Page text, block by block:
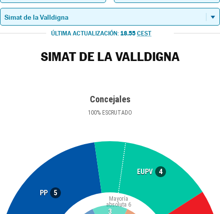
ÚLTIMA ACTUALIZACIÓN: 18.55 CEST
SIMAT DE LA VALLDIGNA
Concejales
100% ESCRUTADO
PP 5
EUPV 4
Mayoría
absoluta 6
3